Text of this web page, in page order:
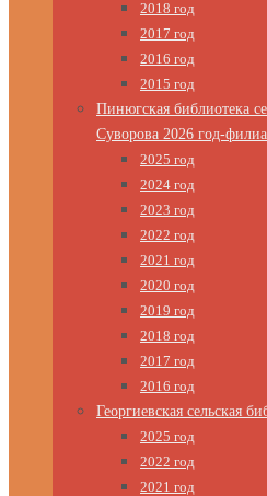
2018 год
2017 год
2016 год
2015 год
Пинюгская библиотека
Суворова 2026 год-
2025 год
2024 год
2023 год
2022 год
2021 год
2020 год
2019 год
2018 год
2017 год
2016 год
Георгиевская сельская
2025 год
2022 год
2021 год